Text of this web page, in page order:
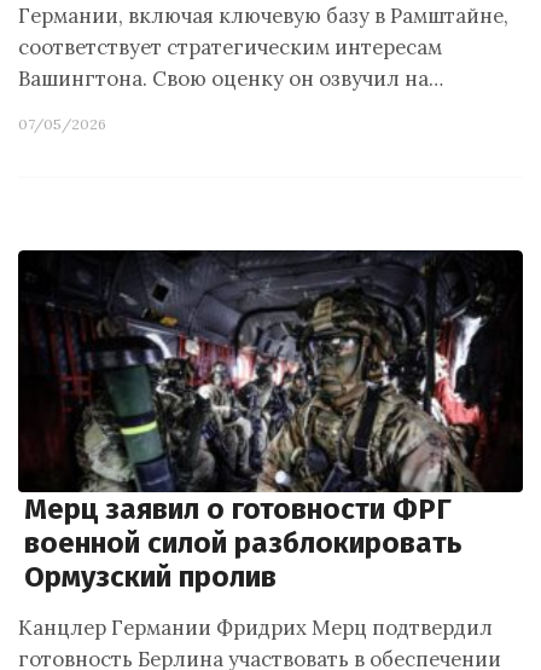
Германии, включая ключевую базу в Рамштайне,
соответствует стратегическим интересам
Вашингтона. Свою оценку он озвучил на…
07/05/2026
Мерц заявил о готовности ФРГ
военной силой разблокировать
Ормузский пролив
Канцлер Германии Фридрих Мерц подтвердил
готовность Берлина участвовать в обеспечении